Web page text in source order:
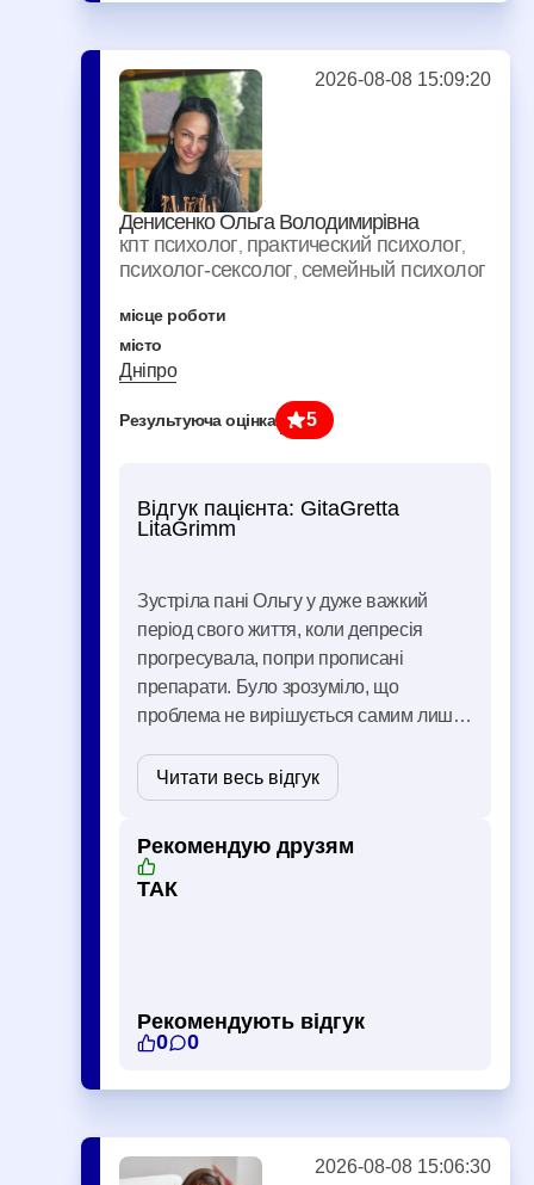
Денисенко Ольга Володимирівна
кпт психолог практический психолог
психолог-сексолог семейный психолог
місце роботи
місто
Дніпро
Результуюча оцінка 5
2026-08-08 15:09:20
Відгук пацієнта: GitaGretta
LitaGrimm
Зустріла пані Ольгу у дуже важкий
період свого життя, коли депресія
прогресувала, попри прописані
препарати. Було зрозуміло, що
проблема не вирішується самим лише
необхідні якісні зміни образу мислення,
але я не знаходила сил задля цього.
Читати весь відгук
Рекомендую друзям
ТАК
Рекомендують відгук
0
0
2026-08-08 15:06:30